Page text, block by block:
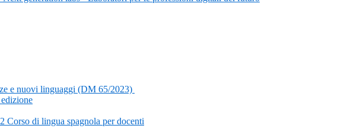
e nuovi linguaggi (DM 65/2023)
Corso di lingua spagnola per docenti